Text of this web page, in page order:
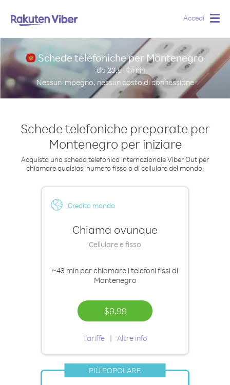
Accedi
Schede telefoniche per Montenegro
da 23.5 ¢/min
Nessun impegno, nessun costo di connessione
Schede telefoniche preparate per
Montenegro per iniziare
Acquista una scheda telefonica internazionale Viber Out per
chiamare qualsiasi numero fisso o di cellulare del mondo.
Credito mondo
Chiama ovunque
Cellulare e fisso
~43 min per chiamare i telefoni fissi di
Montenegro
$9.99
Tariffe Altre info
PIÙ POPOLARE